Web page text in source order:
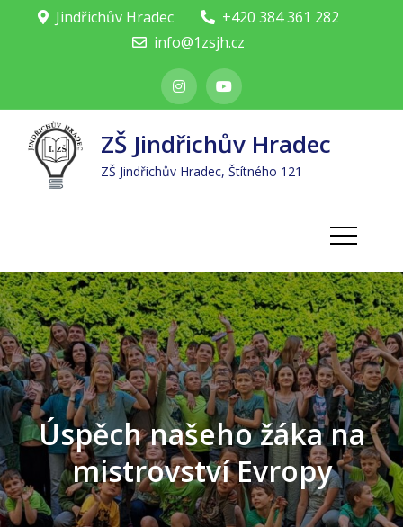
Jindřichův Hradec
+420 384 361 282
info@1zsjh.cz
ZŠ Jindřichův Hradec
ZŠ Jindřichův Hradec, Štítného 121
Úspěch našeho žáka na
mistrovství Evropy